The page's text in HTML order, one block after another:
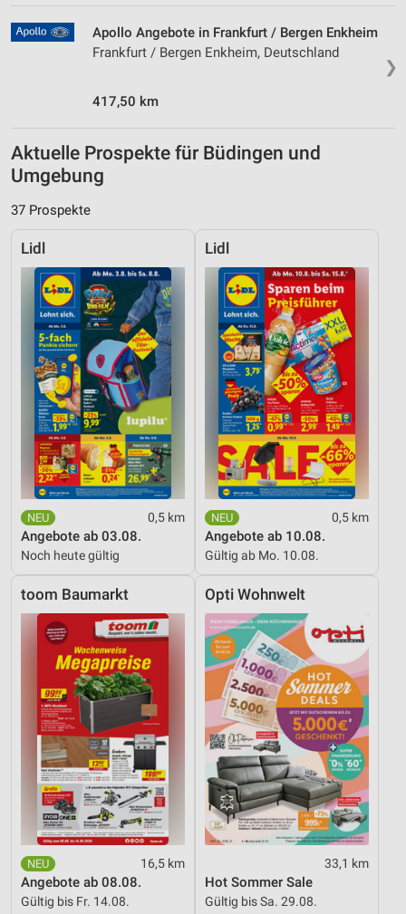
❯
Apollo Angebote in Frankfurt / Bergen Enkheim
Frankfurt / Bergen Enkheim, Deutschland
417,50 km
Aktuelle Prospekte für Büdingen und
Umgebung
37 Prospekte
Lidl
0,5 km
Angebote ab 03.08.
Noch heute gültig
Lidl
0,5 km
Angebote ab 10.08.
Gültig ab Mo. 10.08.
toom Baumarkt
16,5 km
Angebote ab 08.08.
Gültig bis Fr. 14.08.
Opti Wohnwelt
33,1 km
Hot Sommer Sale
Gültig bis Sa. 29.08.